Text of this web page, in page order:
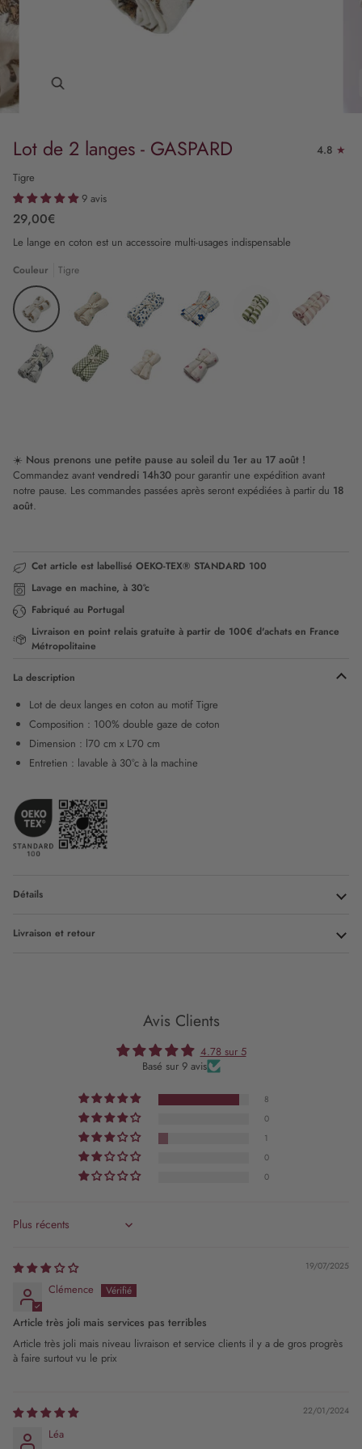
Lot de 2 langes - GASPARD
4.8
Tigre
9 avis
29,00€
Le lange en coton est un accessoire multi-usages indispensable
Couleur Tigre
Tigre Waikiki
Flower
☀️ Nous prenons une petite pause au soleil du 1er au 17 août !
Commandez avant vendredi 14h30 pour garantir une expédition avant
notre pause. Les commandes passées après seront expédiées à partir du 18
août.
Cet article est labellisé OEKO-TEX® STANDARD 100
Lavage en machine, à 30°c
Fabriqué au Portugal
Livraison en point relais gratuite à partir de 100€ d'achats en France
Métropolitaine
La description
Lot de deux langes en coton au motif Tigre
Composition : 100% double gaze de coton
Dimension : l70 cm x L70 cm
Entretien : lavable à 30°c à la machine
Détails
Livraison et retour
Avis Clients
4.78 sur 5
Basé sur 9 avis
8
0
1
0
0
Sort by
19/07/2025
Clémence
Article très joli mais services pas terribles
Article très joli mais niveau livraison et service clients il y a de gros progrès
à faire surtout vu le prix
22/01/2024
Léa